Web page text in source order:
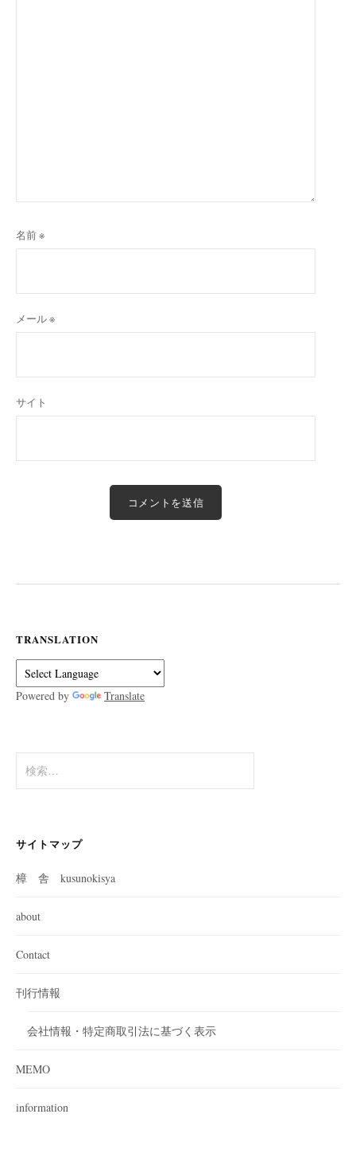
名前※
メール※
サイト
TRANSLATION
Powered by Translate
索:
サイトマップ
樟 舎 kusunokisya
about
Contact
刊行情報
会社情報・特定商取引法に基づく表示
MEMO
information